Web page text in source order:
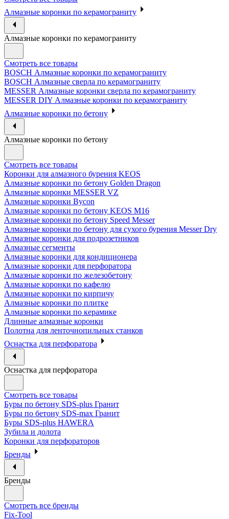
Алмазные коронки по керамограниту
Алмазные коронки по керамограниту
Смотреть все товары
BOSCH Алмазные коронки по керамограниту
BOSCH Алмазные сверла по керамограниту
MESSER Алмазные коронки сверла по керамограниту
MESSER DIY Алмазные коронки по керамограниту
Алмазные коронки по бетону
Алмазные коронки по бетону
Смотреть все товары
Коронки для алмазного бурения KEOS
Алмазные коронки по бетону Golden Dragon
Алмазные коронки MESSER VZ
Алмазные коронки Bycon
Алмазные коронки по бетону KEOS M16
Алмазные коронки по бетону Speed Messer
Алмазные коронки по бетону для сухого бурения Messer Dry
Алмазные коронки для подрозетников
Алмазные сегменты
Алмазные коронки для кондиционера
Алмазные коронки для перфоратора
Алмазные коронки по железобетону
Алмазные коронки по кафелю
Алмазные коронки по кирпичу
Алмазные коронки по плитке
Алмазные коронки по керамике
Длинные алмазные коронки
Полотна для ленточнопильных станков
Оснастка для перфоратора
Оснастка для перфоратора
Смотреть все товары
Буры по бетону SDS-plus Гранит
Буры по бетону SDS-max Гранит
Буры SDS-plus HAWERA
Зубила и долота
Коронки для перфораторов
Бренды
Бренды
Смотреть все бренды
Fix-Tool